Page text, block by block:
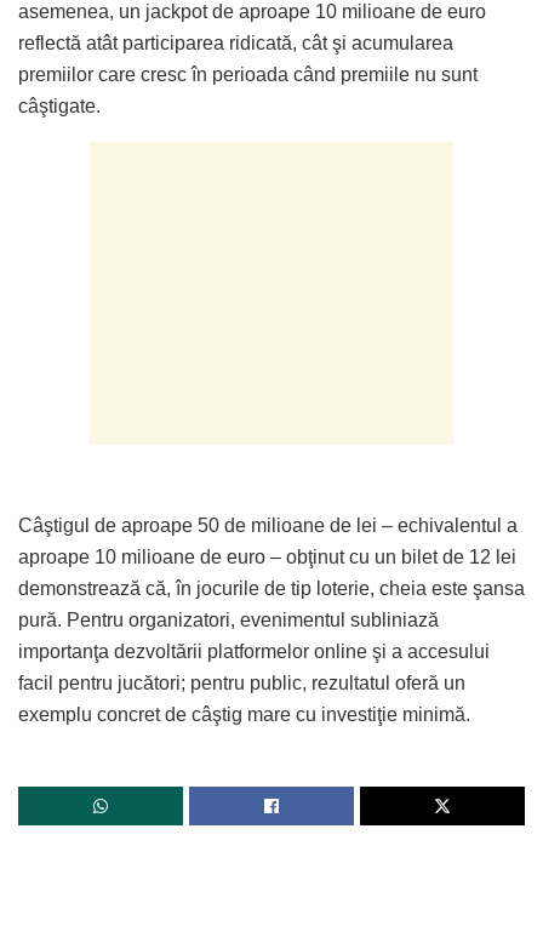
asemenea, un jackpot de aproape 10 milioane de euro
reflectă atât participarea ridicată, cât şi acumularea
premiilor care cresc în perioada când premiile nu sunt
câştigate.
Câştigul de aproape 50 de milioane de lei – echivalentul a
aproape 10 milioane de euro – obţinut cu un bilet de 12 lei
demonstrează că, în jocurile de tip loterie, cheia este şansa
pură. Pentru organizatori, evenimentul subliniază
importanţa dezvoltării platformelor online şi a accesului
facil pentru jucători; pentru public, rezultatul oferă un
exemplu concret de câştig mare cu investiţie minimă.